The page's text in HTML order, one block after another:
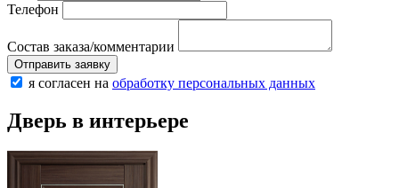
Телефон
Состав заказа/комментарии
Отправить заявку
я согласен на обработку персональных данных
Дверь в интерьере